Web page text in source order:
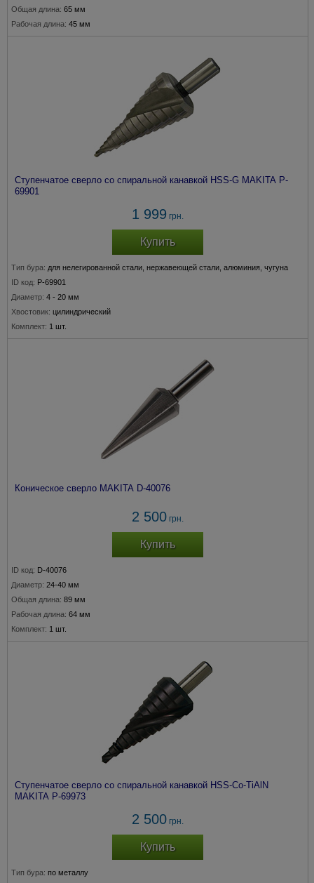
Общая длина: 65 мм
Рабочая длина: 45 мм
Ступенчатое сверло со спиральной канавкой HSS-G MAKITA P-
69901
1 999 грн.
Купить
Тип бура: для нелегированной стали, нержавеющей стали, алюминия, чугуна
ID код: P-69901
Диаметр: 4 - 20 мм
Хвостовик: цилиндрический
Комплект: 1 шт.
Коническое сверло MAKITA D-40076
2 500 грн.
Купить
ID код: D-40076
Диаметр: 24-40 мм
Общая длина: 89 мм
Рабочая длина: 64 мм
Комплект: 1 шт.
Ступенчатое сверло со спиральной канавкой HSS-Co-TiAlN
MAKITA P-69973
2 500 грн.
Купить
Тип бура: по металлу